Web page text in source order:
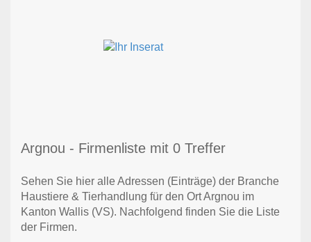
Argnou - Firmenliste mit 0 Treffer
Sehen Sie hier alle Adressen (Einträge) der Branche
Haustiere & Tierhandlung für den Ort Argnou im
Kanton Wallis (VS). Nachfolgend finden Sie die Liste
der Firmen.